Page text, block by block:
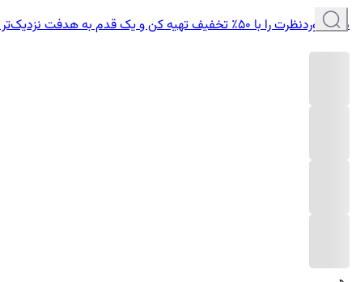
دوره موردنظرت را با ۵۰٪ تخفیف تهیه کن و یک قدم به هدفت نزدیک‌تر شو.